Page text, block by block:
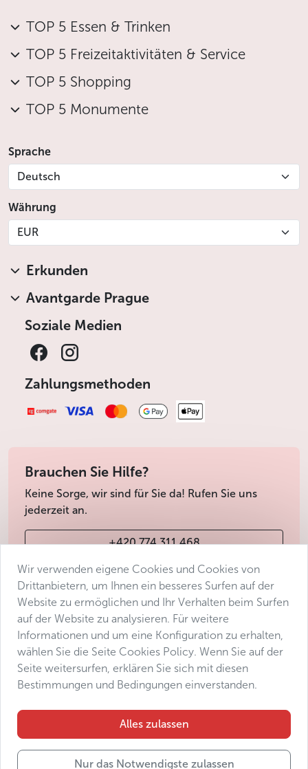
TOP 5 Essen & Trinken
TOP 5 Freizeitaktivitäten & Service
TOP 5 Shopping
TOP 5 Monumente
Sprache
Deutsch
Währung
EUR
Erkunden
Avantgarde Prague
Soziale Medien
Zahlungsmethoden
Brauchen Sie Hilfe?
Keine Sorge, wir sind für Sie da! Rufen Sie uns
jederzeit an.
+420 774 311 468
info@avantgarde-prague.cz
Geschäftsbedingungen
Datenschutz
Barrierefreiheitserklärung
Manage consent
Wir verwenden eigene Cookies und Cookies von
Drittanbietern, um Ihnen ein besseres Surfen auf der
Website zu ermöglichen und Ihr Verhalten beim Surfen
auf der Website zu analysieren. Für weitere
Informationen und um eine Konfiguration zu erhalten,
wählen Sie die Seite Cookies Policy. Wenn Sie auf der
Seite weitersurfen, erklären Sie sich mit diesen
Bestimmungen und Bedingungen einverstanden.
Alles zulassen
Nur das Notwendigste zulassen